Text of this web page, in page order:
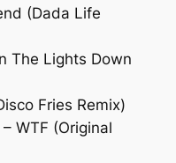
(Dada Life
The Lights Down
Fries Remix)
WTF (Original